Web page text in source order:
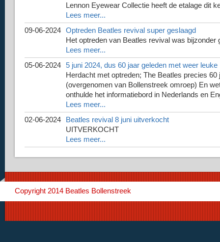
Lennon Eyewear Collectie heeft de etalage dit
Lees meer...
09-06-2024 Optreden Beatles revival super geslaagd
Het optreden van Beatles revival was bijzonder
Lees meer...
05-06-2024 5 juni 2024, dus 60 jaar geleden met weer
Herdacht met optreden; The Beatles precies 60
(overgenomen van Bollenstreek omroep) En
onthulde het informatiebord in Nederlands en
Lees meer...
02-06-2024
Beatles revival 8 juni uitverkocht
UITVERKOCHT
Lees meer...
Copyright 2014 Beatles Bollenstreek